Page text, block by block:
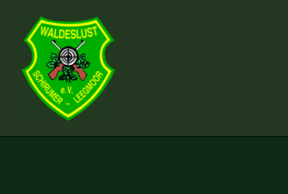
Inhalt
springen